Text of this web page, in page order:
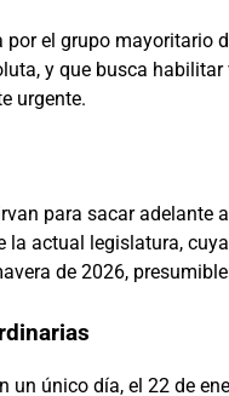
el grupo mayoritario
y que busca
urgente.
para sacar adelante
actual legislatura,
de 2026,
un único día, el 22 de